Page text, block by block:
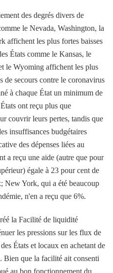
des degrés divers de
le Nevada, Washington, la
affichent les plus fortes baisses
États comme le Kansas, le
le Wyoming affichent les plus
de secours contre le coronavirus
à chaque État un minimum de
ont reçu plus que
couvrir leurs pertes, tandis que
insuffisances budgétaires
des dépenses liées au
a reçu une aide (autre que pour
égale à 23 pour cent de
New York, qui a été beaucoup
n'en a reçu que 6%.
la Facilité de liquidité
les pressions sur les flux de
États et locaux en achetant de
Bien que la facilité ait consenti